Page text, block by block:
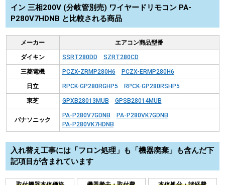
イン 三相200V (分岐管別売) ワイヤードリモコン PA-
P280V7HDNB と比較される商品
メーカー エアコン商品型番
ダイキン SSRT280DD SZRT280CD
三菱電機 PCZX-ZRMP280H6 PCZX-ERMP280H6
日立 RPCK-GP280RGHP5 RPCK-GP280RSHP5
東芝 GPXB28013MUB GPSB28014MUB
パナソニック
PA-P280V7GDNB
PA-P280VK7GDNB
PA-P280VK7HDNB
入れ替え工事には「フロン処理」も「機器廃棄」も含んだ下
記項目が含まれています